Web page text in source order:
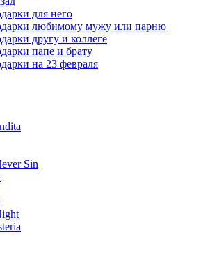
для него
любимому мужу или парню
другу и коллеге
папе и брату
на 23 февраля
Sin